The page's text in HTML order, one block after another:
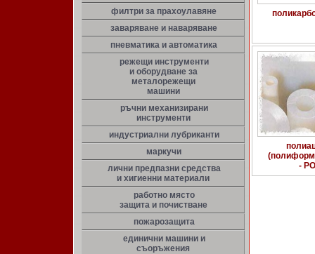
филтри за прахоулавяне
заваряване и наваряване
пневматика и автоматика
режещи инструменти
и оборудване за
металорежещи
машини
ръчни механизирани
инструменти
индустриални лубриканти
маркучи
лични предпазни средства
и хигиенни материали
работно място
защита и почистване
пожарозащита
единични машини и
съоръжения
-